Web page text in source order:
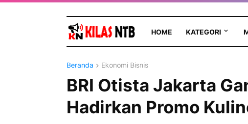
HOME KATEGORI
Beranda Ekonomi Bisnis
BRI Otista Jakarta
Hadirkan Promo